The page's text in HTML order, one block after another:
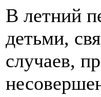
В летний
детьми,
случаев,